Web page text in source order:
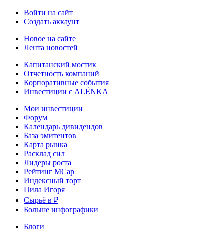
Войти на сайт
Создать аккаунт
Новое на сайте
Лента новостей
Капитанский мостик
Отчетность компаний
Корпоративные события
Инвестиции с ALЁNKA
Мои инвестиции
Форум
Календарь дивидендов
База эмитентов
Карта рынка
Расклад сил
Лидеры роста
Рейтинг MCap
Индексный торт
Пила Игоря
Сырьё в ₽
Больше инфографики
Блоги